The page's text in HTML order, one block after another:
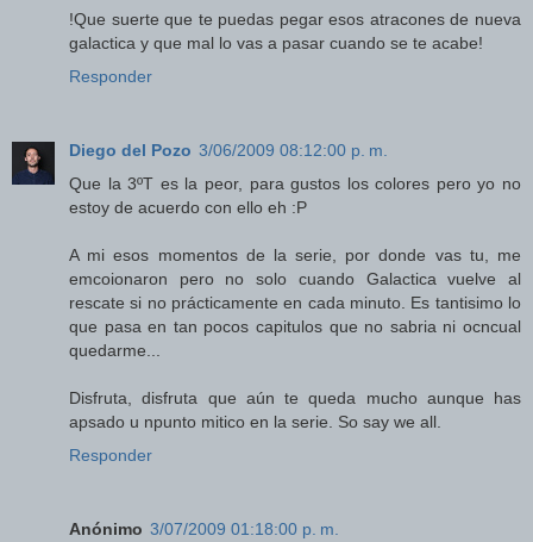
!Que suerte que te puedas pegar esos atracones de nueva
galactica y que mal lo vas a pasar cuando se te acabe!
Responder
Diego del Pozo 3/06/2009 08:12:00 p. m.
Que la 3ºT es la peor, para gustos los colores pero yo no
estoy de acuerdo con ello eh :P
A mi esos momentos de la serie, por donde vas tu, me
emcoionaron pero no solo cuando Galactica vuelve al
rescate si no prácticamente en cada minuto. Es tantisimo lo
que pasa en tan pocos capitulos que no sabria ni ocncual
quedarme...
Disfruta, disfruta que aún te queda mucho aunque has
apsado u npunto mitico en la serie. So say we all.
Responder
Anónimo 3/07/2009 01:18:00 p. m.